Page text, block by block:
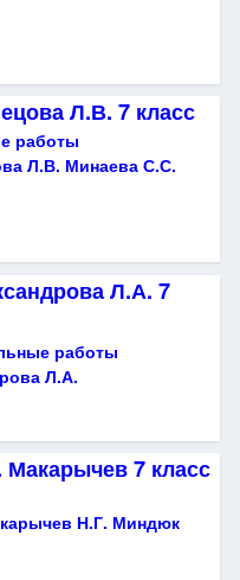
Л.В. 7 класс
работы
Л.В. Минаева С.С.
Л.А. 7
работы
Л.А.
7 класс
Н.Г. Миндюк